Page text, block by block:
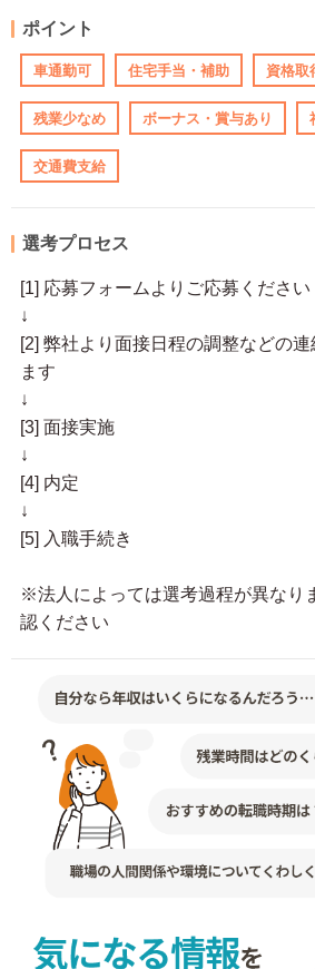
ポイント
車通勤可 住宅手当・補助 資格取
残業少なめ ボーナス・賞与あり
交通費支給
選考プロセス
[1] 応募フォームよりご応募ください
↓
[2] 弊社より面接日程の調整などの
ます
↓
[3] 面接実施
↓
[4] 内定
↓
[5] 入職手続き
※法人によっては選考過程が異なり
認ください